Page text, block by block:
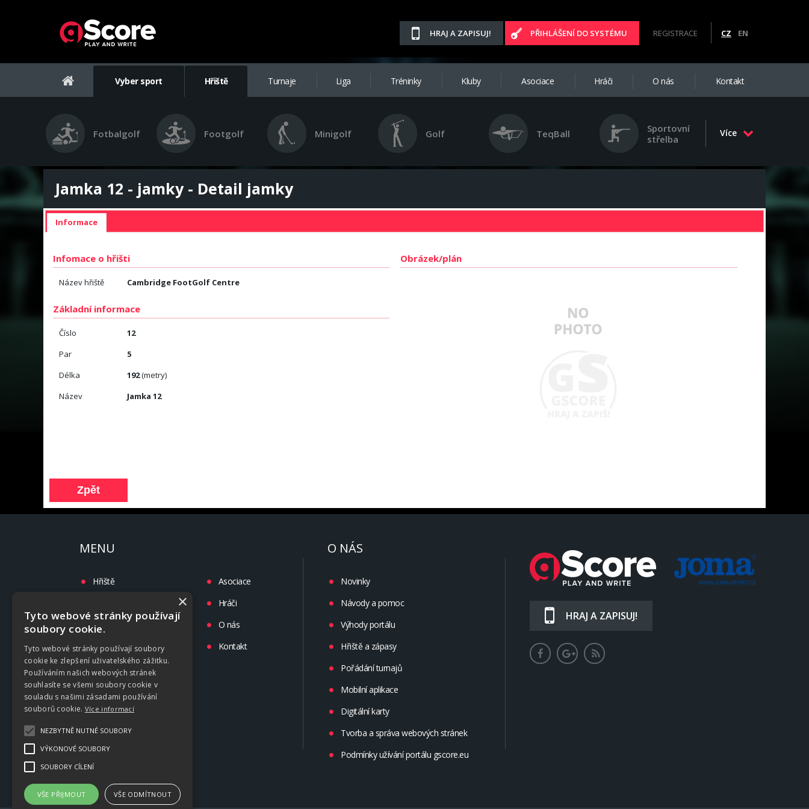
HRAJ A ZAPISUJ! PŘIHLÁŠENÍ DO SYSTÉMU REGISTRACE CZ EN
Vyber sport Hřiště Turnaje Liga Tréninky Kluby Asociace Hráči O nás Kontakt
Fotbalgolf Footgolf Minigolf Golf TeqBall
Sportovní
střelba
Více
Jamka 12 - jamky - Detail jamky
Informace
Infomace o hřišti
Název hřiště Cambridge FootGolf Centre
Základní informace
Číslo
12
Par
5
Délka
192(metry)
Název
Jamka 12
Obrázek/plán
MENU
Hřiště
Liga
Tréninky
Kluby
Asociace
Hráči
O nás
Kontakt
O NÁS
Novinky
Návody a pomoc
Výhody portálu
Hřiště a zápasy
Pořádání turnajů
Mobilní aplikace
Digitální karty
Tvorba a správa webových stránek
Podmínky užívání portálu gscore.eu
HRAJ A ZAPISUJ!
×
Tyto webové stránky používají
soubory cookie.
Tyto webové stránky používají soubory
cookie ke zlepšení uživatelského zážitku.
Používáním našich webových stránek
souhlasíte se všemi soubory cookie v
souladu s našimi zásadami používání
souborů cookie. Více informací
NEZBYTNĚ NUTNÉ SOUBORY
VÝKONOVÉ SOUBORY
SOUBORY CÍLENÍ
VŠE PŘIJMOUT VŠE ODMÍTNOUT